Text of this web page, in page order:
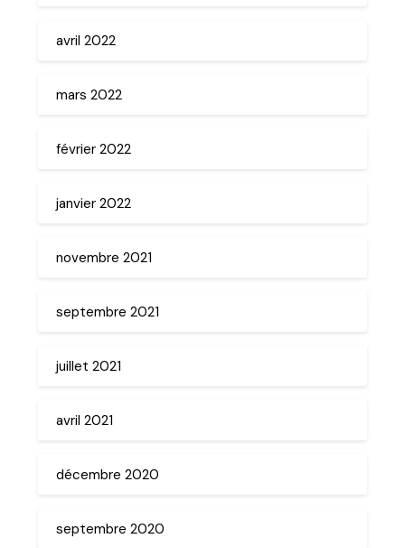
avril 2022
mars 2022
février 2022
janvier 2022
novembre 2021
septembre 2021
juillet 2021
avril 2021
décembre 2020
septembre 2020